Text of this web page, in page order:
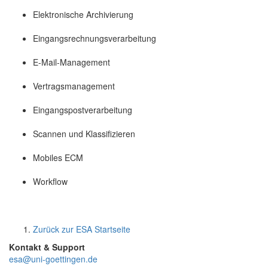
Elektronische Archivierung
Eingangsrechnungsverarbeitung
E-Mail-Management
Vertragsmanagement
Eingangspostverarbeitung
Scannen und Klassifizieren
Mobiles ECM
Workflow
Zurück zur ESA Startseite
Kontakt & Support
esa@uni-goettingen.de